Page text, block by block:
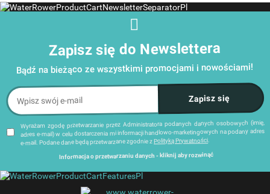
Zapisz się do Newslettera
Bądź na bieżąco ze wszystkimi promocjami i nowościami!
Wyrażam zgodę przetwarzanie przez Administratora podanych danych osobowych (imię,
adres e-mail) w celu dostarczenia mi informacji handlowo-marketingowych na podany adres
e-mail. Podane dane będą przetwarzane zgodnie zPolityką Prywatności
Informacja o przetwarzaniu danych - kliknij aby rozwinąć
Administratorem danych osobowych jest Damian Skiba - Klaczkowski prowadzący działalność
gospodarczą pod firmą: TROPS Damian Skiba-Klaczkowski, Szarotkowa 4/5, 35-604 Rzeszów,
NIP: 8133349786. Zgody są dobrowolne, ale konieczne w celu dostępu do newslettera, mogą być